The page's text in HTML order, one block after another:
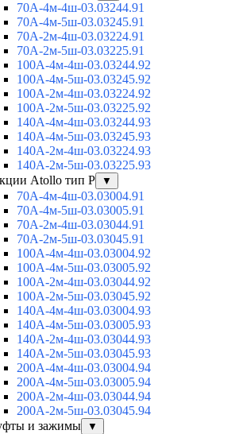
70А-4м-4ш-03.03244.91
70А-4м-5ш-03.03245.91
70А-2м-4ш-03.03224.91
70А-2м-5ш-03.03225.91
100А-4м-4ш-03.03244.92
100А-4м-5ш-03.03245.92
100А-2м-4ш-03.03224.92
100А-2м-5ш-03.03225.92
140А-4м-4ш-03.03244.93
140А-4м-5ш-03.03245.93
140А-2м-4ш-03.03224.93
140А-2м-5ш-03.03225.93
Atollo тип Р
▼
70А-4м-4ш-03.03004.91
70А-4м-5ш-03.03005.91
70А-2м-4ш-03.03044.91
70А-2м-5ш-03.03045.91
100А-4м-4ш-03.03004.92
100А-4м-5ш-03.03005.92
100А-2м-4ш-03.03044.92
100А-2м-5ш-03.03045.92
140А-4м-4ш-03.03004.93
140А-4м-5ш-03.03005.93
140А-2м-4ш-03.03044.93
140А-2м-5ш-03.03045.93
200А-4м-4ш-03.03004.94
200А-4м-5ш-03.03005.94
200А-2м-4ш-03.03044.94
200А-2м-5ш-03.03045.94
и зажимы
▼